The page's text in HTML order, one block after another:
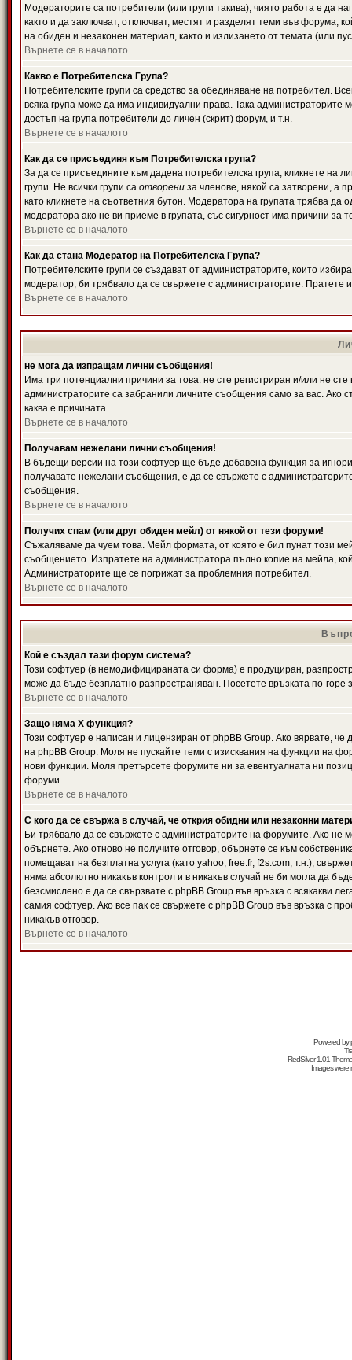
Модераторите са потребители (или групи такива), чиято работа е да
както и да заключват, отключват, местят и разделят теми във форума,
на обиден и незаконен материал, както и излизането от темата (или
Върнете се в началото
Какво е Потребителска Група?
Потребителските групи са средство за обединяване на потребител.
всяка група може да има индивидуални права. Така
достъп на група потребители до личен (скрит) форум, и т.н.
Върнете се в началото
Как да се присъединя към Потребителска група?
За да се присъедините към дадена потребителска група, кликнете на
групи. Не всички групи са отворени за членове, някой са затворени, а
като кликнете на съответния бутон. Модератора на групата трябва
модератора ако не ви приеме в групата, със сигурност има причини за
Върнете се в началото
Как да стана Модератор на Потребителска Група?
Потребителските групи се създават от администраторите, които
модератор, би трябвало да се свържете с администраторите.
Върнете се в началото
не мога да изпращам лични съобщения!
Има три потенциални причини за това: не сте регистриран и/или не
администраторите са забранили личните съобщения само за вас. Ако
каква е причината.
Върнете се в началото
Получавам нежелани лични съобщения!
В бъдещи версии на този софтуер ще бъде добавена функция за
получавате нежелани съобщения, е да се свържете с
съобщения.
Върнете се в началото
Получих спам (или друг обиден мейл) от някой от тези форуми!
Съжаляваме да чуем това. Мейл формата, от която е бил пунат този
съобщението. Изпратете на администратора пълно копие на мейла,
Администраторите ще се погрижат за проблемния потребител.
Върнете се в началото
Кой е създал тази форум система?
Този софтуер (в немодифицираната си форма) е продуциран,
може да бъде безплатно разпространяван. Посетете връзката по-горе
Върнете се в началото
Защо няма X функция?
Този софтуер е написан и лицензиран от phpBB Group. Ако вярвате,
на phpBB Group. Моля не пускайте теми с изисквания на функции на
нови функции. Моля претърсете форумите ни за евентуалната ни
форуми.
Върнете се в началото
С кого да се свържа в случай, че открия обидни или незаконни
Би трябвало да се свържете с администраторите на форумите. Ако не
обърнете. Ако отново не получите отговор, обърнете се към
помещават на безплатна услуга (като yahoo, free.fr, f2s.com, т.н.),
няма абсолютно никакъв контрол и в никакъв случай не би могла да
безсмислено е да се свързвате с phpBB Group във връзка с всякакви
самия софтуер. Ако все пак се свържете с phpBB Group във връзка с
никакъв отговор.
Върнете се в началото
Powered by
RedSilver 1.01
Images were